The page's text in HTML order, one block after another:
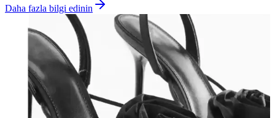
Daha fazla bilgi edinin